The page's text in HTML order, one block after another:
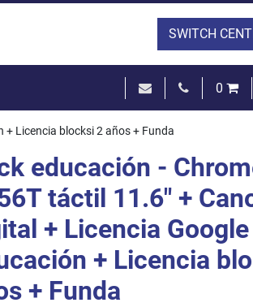
SWITCH
0
+ Licencia blocksi 2 años + Funda
educación -
táctil 11.6" +
+ Licencia Google
+ Licencia
+ Funda